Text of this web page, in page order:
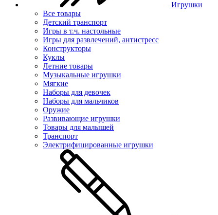
Игрушки
Все товары
Детский транспорт
Игры в т.ч. настольные
Игры для развлечений, антистресс
Конструкторы
Куклы
Летние товары
Музыкальные игрушки
Мягкие
Наборы для девочек
Наборы для мальчиков
Оружие
Развивающие игрушки
Товары для малышей
Транспорт
Электрифицированные игрушки